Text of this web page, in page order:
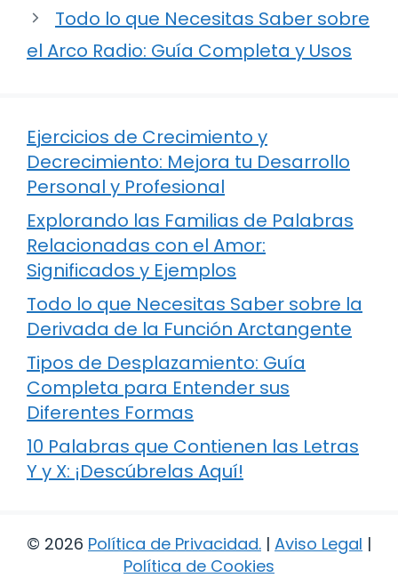
Todo lo que Necesitas Saber sobre
el Arco Radio: Guía Completa y Usos
Ejercicios de Crecimiento y
Decrecimiento: Mejora tu Desarrollo
Personal y Profesional
Explorando las Familias de Palabras
Relacionadas con el Amor:
Significados y Ejemplos
Todo lo que Necesitas Saber sobre la
Derivada de la Función Arctangente
Tipos de Desplazamiento: Guía
Completa para Entender sus
Diferentes Formas
10 Palabras que Contienen las Letras
Y y X: ¡Descúbrelas Aquí!
© 2026 Política de Privacidad. | Aviso Legal |
Política de Cookies